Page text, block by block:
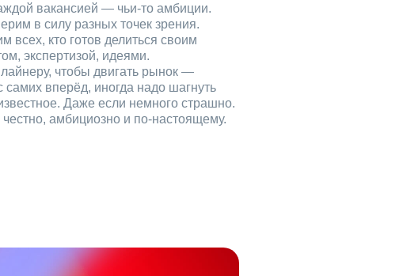
вакансией — чьи‑то амбиции.
в силу разных точек зрения.
всех, кто готов делиться своим
экспертизой, идеями.
чтобы двигать рынок —
самих вперёд, иногда надо шагнуть
Даже если немного страшно.
честно, амбициозно и по‑настоящему.